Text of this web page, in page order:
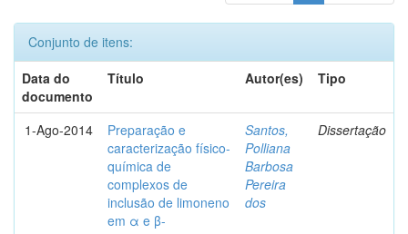
Conjunto de itens:
Data do
documento
Título Autor(es) Tipo
1-Ago-2014
Preparação e
caracterização físico-
química de
complexos de
inclusão de limoneno
em α e β-
Santos,
Polliana
Barbosa
Pereira
dos
Dissertação